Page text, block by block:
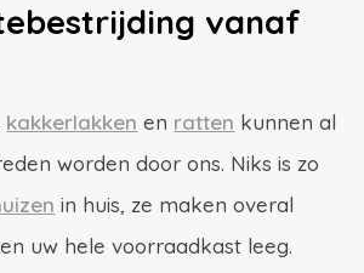
vanaf
kakkerlakken en ratten kunnen al
worden door ons. Niks is zo
in huis, ze maken overal
uw hele voorraadkast leeg.